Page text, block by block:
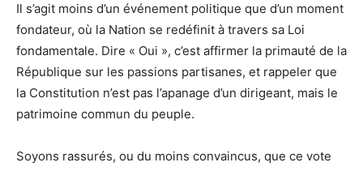
Il s’agit moins d’un événement politique que d’un moment
fondateur, où la Nation se redéfinit à travers sa Loi
fondamentale. Dire « Oui », c’est affirmer la primauté de la
République sur les passions partisanes, et rappeler que
la Constitution n’est pas l’apanage d’un dirigeant, mais le
patrimoine commun du peuple.
Soyons rassurés, ou du moins convaincus, que ce vote